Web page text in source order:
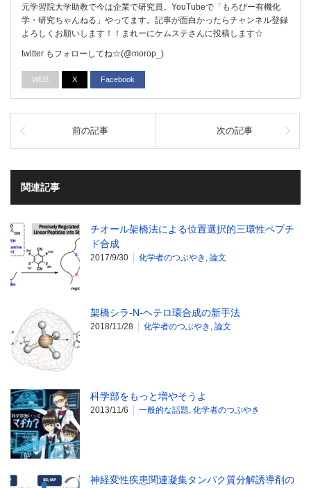
元学習院大学助教で今は企業で研究員。YouTubeで「もろぴー有機化
学・研究ちゃんねる」やってます。記事が面白かったらチャンネル登録
よろしくお願いします！！まれーにケムステさんに投稿します☆
twitter もフォローしてね☆(@morop_)
WEB X Facebook
前の記事 次の記事
関連記事
チオール架橋法による位置選択的三環性ペプチ
ド合成
2017/9/30 化学者のつぶやき , 論文
架橋シラ-N-ヘテロ環合成の新手法
2018/11/28 化学者のつぶやき , 論文
科学部をもっと増やそうよ
2013/11/6 一般的な話題, 化学者のつぶやき
神経変性疾患関連凝集タンパク質分解誘導剤の